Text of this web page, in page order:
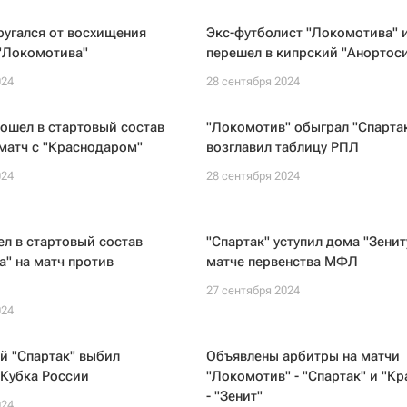
от восхищения
Экс-футболист
перешел в кипрский
28 сентября 2024
в стартовый состав
с "Краснодаром"
"Локомотив" обыграл
возглавил таблицу РПЛ
28 сентября 2024
в стартовый состав
на матч против
"Спартак" уступил дома
матче первенства МФЛ
27 сентября 2024
"Спартак" выбил
России
Объявлены арбитры на матчи
"Локомотив" - "Спартак" и
- "Зенит"